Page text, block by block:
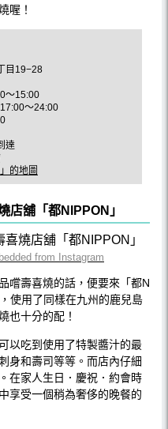
喔！
目19−28
～15:00
～24:00
達
的地圖
店舖「都NIPPON」
from Instagram
嚐壽喜燒的話，便要來「都N
使用了同樣在九州的鹿兒島
也十分的配！
以吃到使用了特製醬汁的最
身和壽司等等。而店內仔細
在家人生日．慶祝．約會時
享受一個稍為奢侈的晚餐的